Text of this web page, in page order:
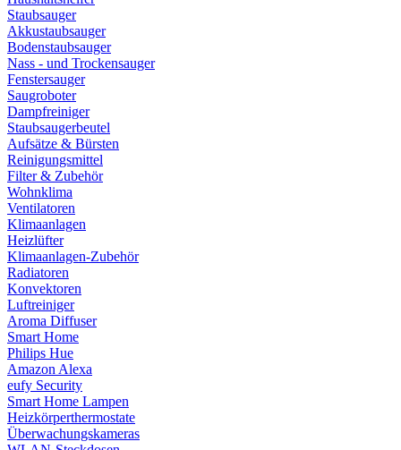
Staubsauger
Akkustaubsauger
Bodenstaubsauger
Nass - und Trockensauger
Fenstersauger
Saugroboter
Dampfreiniger
Staubsaugerbeutel
Aufsätze & Bürsten
Reinigungsmittel
Filter & Zubehör
Wohnklima
Ventilatoren
Klimaanlagen
Heizlüfter
Klimaanlagen-Zubehör
Radiatoren
Konvektoren
Luftreiniger
Aroma Diffuser
Smart Home
Philips Hue
Amazon Alexa
eufy Security
Smart Home Lampen
Heizkörperthermostate
Überwachungskameras